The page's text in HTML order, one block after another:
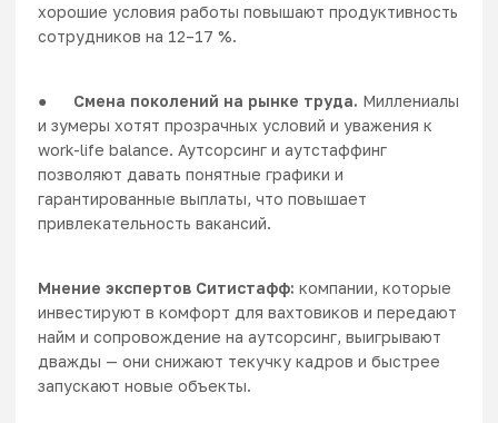
хорошие условия работы повышают продуктивность
сотрудников на 12–17 %.
● Смена поколений на рынке труда. Миллениалы
и зумеры хотят прозрачных условий и уважения к
work-life balance. Аутсорсинг и аутстаффинг
позволяют давать понятные графики и
гарантированные выплаты, что повышает
привлекательность вакансий.
Мнение экспертов Ситистафф: компании, которые
инвестируют в комфорт для вахтовиков и передают
найм и сопровождение на аутсорсинг, выигрывают
дважды — они снижают текучку кадров и быстрее
запускают новые объекты.